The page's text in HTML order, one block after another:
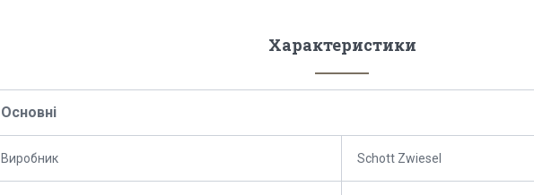
Характеристики
Основні
Виробник Schott Zwiesel